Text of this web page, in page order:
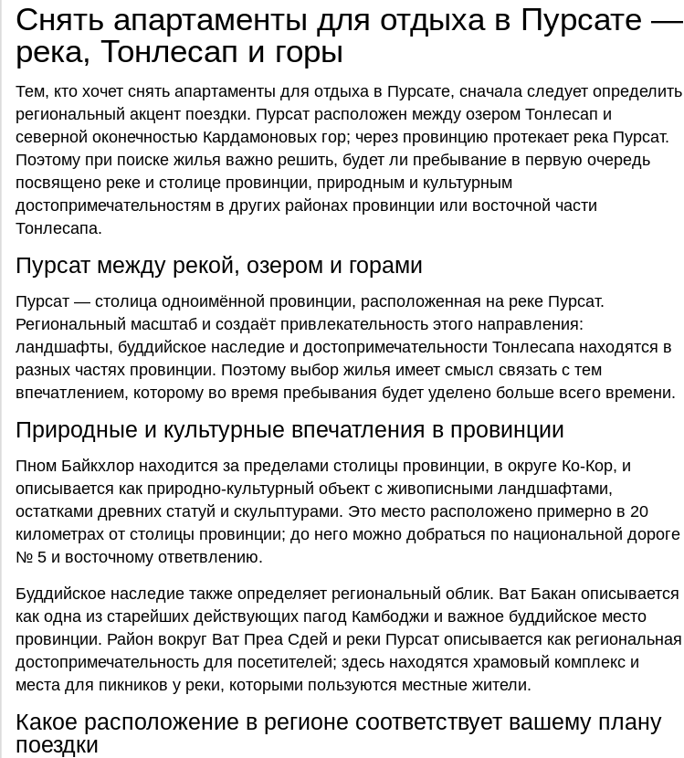
Снять апартаменты для отдыха в Пурсате —
река, Тонлесап и горы
Тем, кто хочет снять апартаменты для отдыха в Пурсате, сначала следует определить
региональный акцент поездки. Пурсат расположен между озером Тонлесап и
северной оконечностью Кардамоновых гор; через провинцию протекает река Пурсат.
Поэтому при поиске жилья важно решить, будет ли пребывание в первую очередь
посвящено реке и столице провинции, природным и культурным
достопримечательностям в других районах провинции или восточной части
Тонлесапа.
Пурсат между рекой, озером и горами
Пурсат — столица одноимённой провинции, расположенная на реке Пурсат.
Региональный масштаб и создаёт привлекательность этого направления:
ландшафты, буддийское наследие и достопримечательности Тонлесапа находятся в
разных частях провинции. Поэтому выбор жилья имеет смысл связать с тем
впечатлением, которому во время пребывания будет уделено больше всего времени.
Природные и культурные впечатления в провинции
Пном Байкхлор находится за пределами столицы провинции, в округе Ко-Кор, и
описывается как природно-культурный объект с живописными ландшафтами,
остатками древних статуй и скульптурами. Это место расположено примерно в 20
километрах от столицы провинции; до него можно добраться по национальной дороге
№ 5 и восточному ответвлению.
Буддийское наследие также определяет региональный облик. Ват Бакан описывается
как одна из старейших действующих пагод Камбоджи и важное буддийское место
провинции. Район вокруг Ват Преа Сдей и реки Пурсат описывается как региональная
достопримечательность для посетителей; здесь находятся храмовый комплекс и
места для пикников у реки, которыми пользуются местные жители.
Какое расположение в регионе соответствует вашему плану
поездки